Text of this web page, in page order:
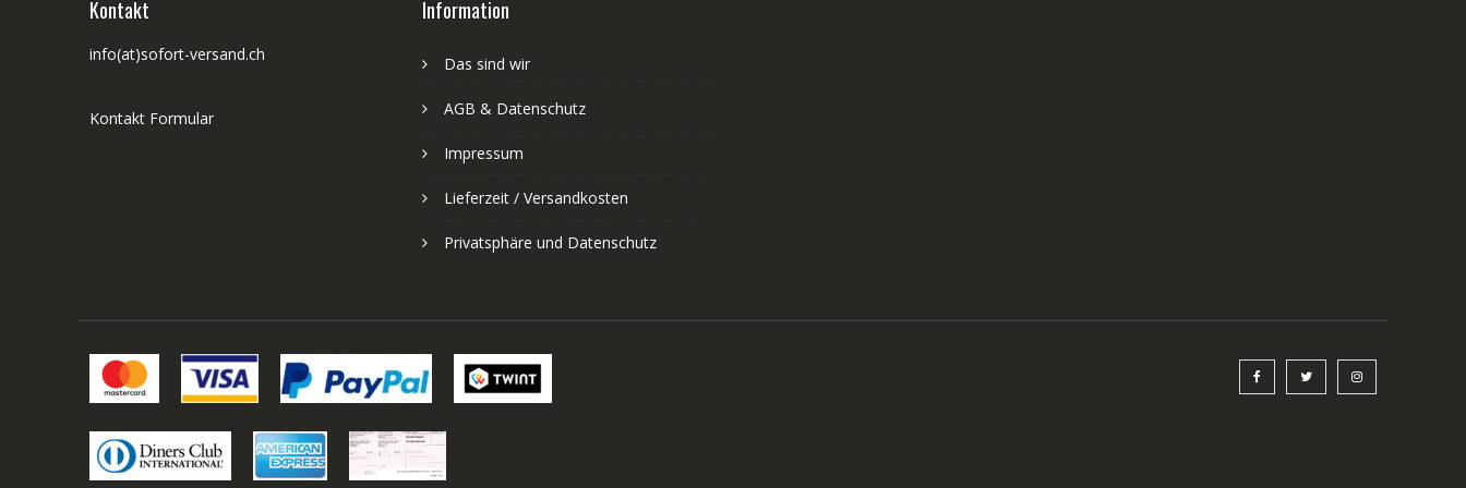
Kontakt
info(at)sofort-versand.ch
Kontakt Formular
Information
Das sind wir
AGB & Datenschutz
Impressum
Lieferzeit / Versandkosten
Privatsphäre und Datenschutz